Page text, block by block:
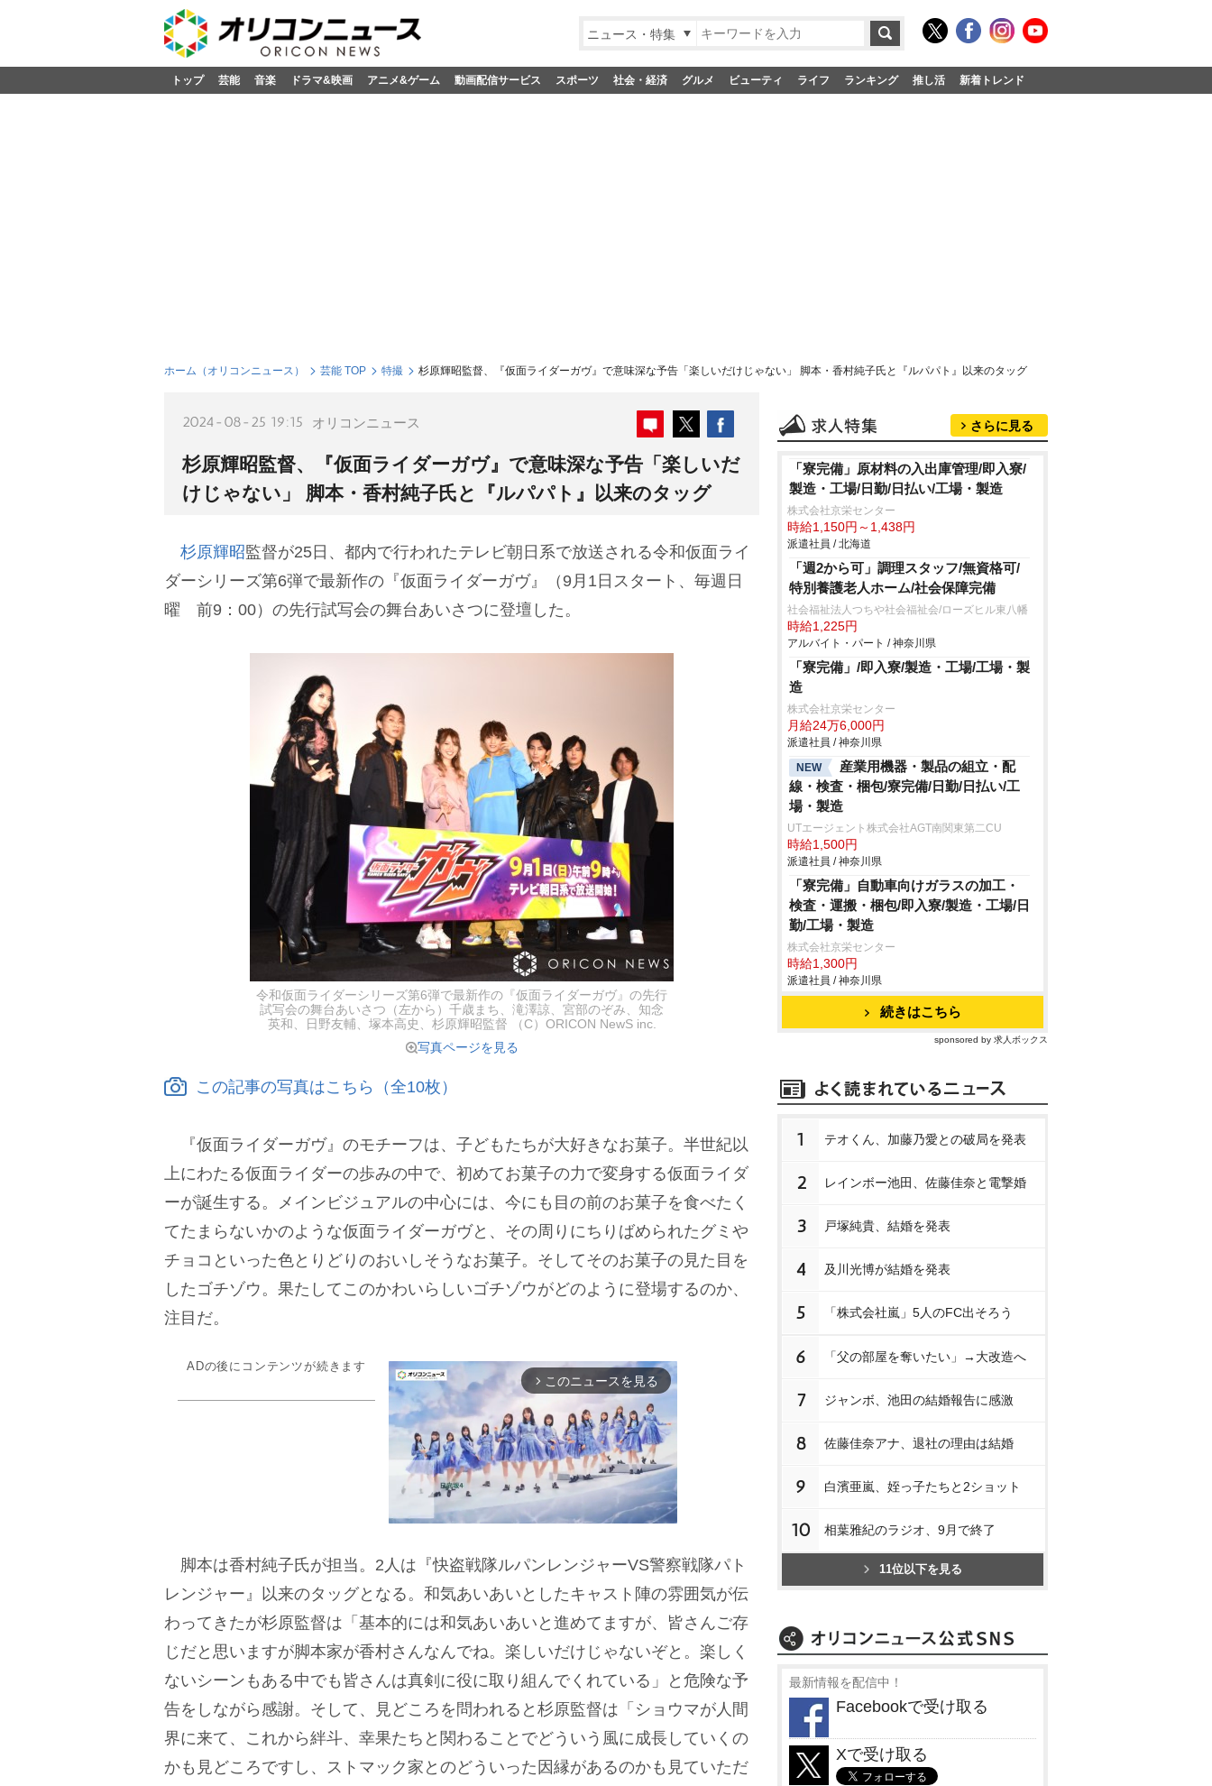
ニュース・特集
トップ 芸能 音楽 ドラマ&映画 アニメ&ゲーム 動画配信サービス スポーツ 社会・経済 グルメ ビューティ ライフ ランキング 推し活 新着トレンド
ホーム（オリコンニュース） 芸能 TOP 特撮 杉原輝昭監督、『仮面ライダーガヴ』で意味深な予告「楽しいだけじゃない」 脚本・香村純子氏と『ルパパト』以来のタッグ
2024-08-25 19:15 オリコンニュース
杉原輝昭監督、『仮面ライダーガヴ』で意味深な予告「楽しいだ
けじゃない」 脚本・香村純子氏と『ルパパト』以来のタッグ
杉原輝昭監督が25日、都内で行われたテレビ朝日系で放送される令和仮面ライ
ダーシリーズ第6弾で最新作の『仮面ライダーガヴ』（9月1日スタート、毎週日
曜 前9：00）の先行試写会の舞台あいさつに登壇した。
令和仮面ライダーシリーズ第6弾で最新作の『仮面ライダーガヴ』の先行
試写会の舞台あいさつ（左から）千歳まち、滝澤諒、宮部のぞみ、知念
英和、日野友輔、塚本高史、杉原輝昭監督 （C）ORICON NewS inc.
写真ページを見る
この記事の写真はこちら（全10枚）
『仮面ライダーガヴ』のモチーフは、子どもたちが大好きなお菓子。半世紀以
上にわたる仮面ライダーの歩みの中で、初めてお菓子の力で変身する仮面ライダ
ーが誕生する。メインビジュアルの中心には、今にも目の前のお菓子を食べたく
てたまらないかのような仮面ライダーガヴと、その周りにちりばめられたグミ
チョコといった色とりどりのおいしそうなお菓子。そしてそのお菓子の見た目を
したゴチゾウ。果たしてこのかわいらしいゴチゾウがどのように登場するのか、
注目だ。
ADの後にコンテンツが続きます
arrow_forward_ios このニュースを見る
M
u
e
脚本は香村純子氏が担当。2人は『快盗戦隊ルパンレンジャーVS警察戦隊パト
レンジャー』以来のタッグとなる。和気あいあいとしたキャスト陣の雰囲気が伝
わってきたが杉原監督は「基本的には和気あいあいと進めてますが、皆さんご存
じだと思いますが脚本家が香村さんなんでね。楽しいだけじゃないぞと。楽しく
ないシーンもある中でも皆さんは真剣に役に取り組んでくれている」と危険な予
告をしながら感謝。そして、見どころを問われると杉原監督は「ショウマが人間
界に来て、これから絆斗、幸果たちと関わることでどういう風に成長していくの
かも見どころですし、ストマック家とのどういった因縁があるのかも見ていただ
さらに見る
「寮完備」原材料の入出庫管理/即入寮/
製造・工場/日勤/日払い/工場・製造
株式会社京栄センター
時給1,150円～1,438円
派遣社員 / 北海道
「週2から可」調理スタッフ/無資格可/
特別養護老人ホーム/社会保障完備
社会福祉法人つちや社会福祉会/ローズヒル東八幡
時給1,225円
アルバイト・パート / 神奈川県
「寮完備」/即入寮/製造・工場/工場・製
造
株式会社京栄センター
月給24万6,000円
派遣社員 / 神奈川県
NEW
産業用機器・製品の組立・配
線・検査・梱包/寮完備/日勤/日払い/工
場・製造
UTエージェント株式会社AGT南関東第二CU
時給1,500円
派遣社員 / 神奈川県
「寮完備」自動車向けガラスの加工・
検査・運搬・梱包/即入寮/製造・工場/日
勤/工場・製造
株式会社京栄センター
時給1,300円
派遣社員 / 神奈川県
続きはこちら
sponsored by 求人ボックス
1 テオくん、加藤乃愛との破局を発表
2 レインボー池田、佐藤佳奈と電撃婚
3 戸塚純貴、結婚を発表
4 及川光博が結婚を発表
5 「株式会社嵐」5人のFC出そろう
6 「父の部屋を奪いたい」→大改造へ
7 ジャンボ、池田の結婚報告に感激
8 佐藤佳奈アナ、退社の理由は結婚
9 白濱亜嵐、姪っ子たちと2ショット
10 相葉雅紀のラジオ、9月で終了
11位以下を見る
最新情報を配信中！
Facebookで受け取る
Xで受け取る